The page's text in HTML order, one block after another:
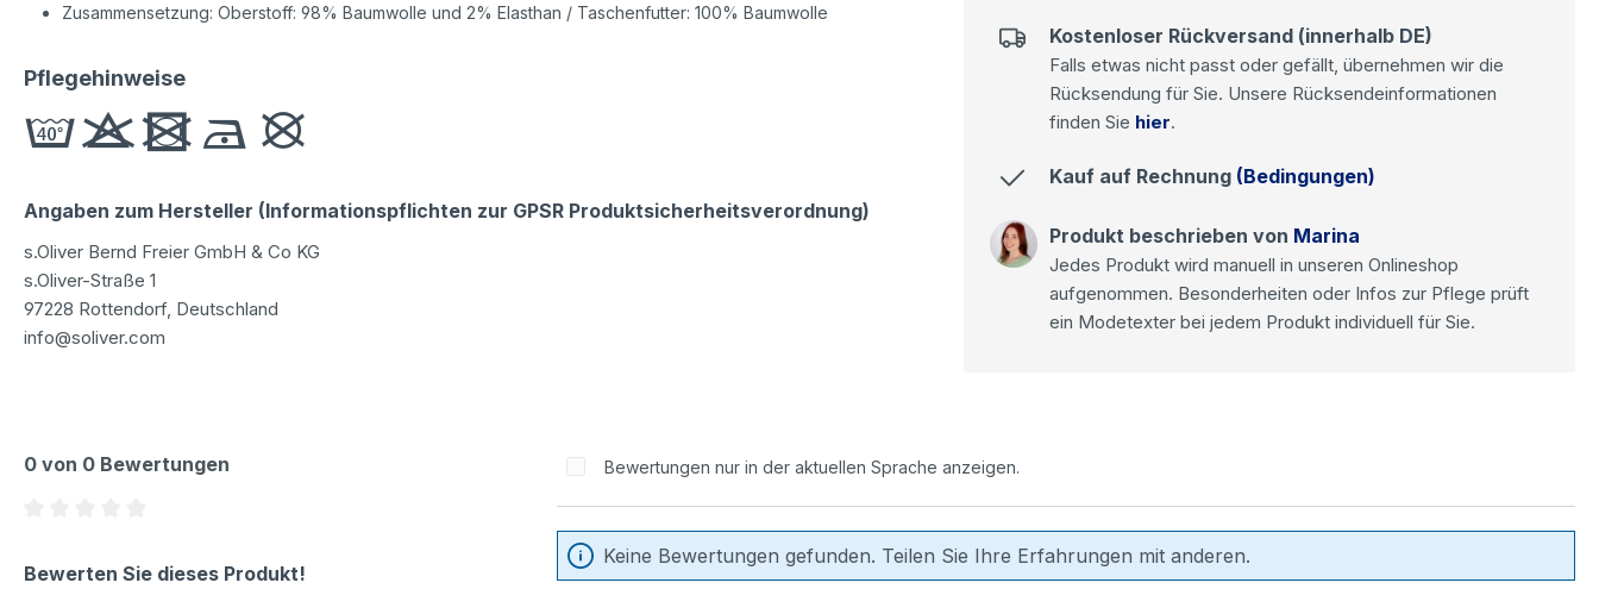
Zusammensetzung: Oberstoff: 98% Baumwolle und 2% Elasthan / Taschenfutter: 100% Baumwolle
Pflegehinweise
Angaben zum Hersteller (Informationspflichten zur GPSR Produktsicherheitsverordnung)
s.Oliver Bernd Freier GmbH & Co KG
s.Oliver-Straße 1
97228 Rottendorf, Deutschland
info@soliver.com
Kostenloser Rückversand (innerhalb DE)
Falls etwas nicht passt oder gefällt, übernehmen wir die
Rücksendung für Sie. Unsere Rücksendeinformationen
finden Sie hier.
Kauf auf Rechnung (Bedingungen)
Produkt beschrieben von Marina
Jedes Produkt wird manuell in unseren Onlineshop
aufgenommen. Besonderheiten oder Infos zur Pflege prüft
ein Modetexter bei jedem Produkt individuell für Sie.
0 von 0 Bewertungen
Bewerten Sie dieses Produkt!
Bewertungen nur in der aktuellen Sprache anzeigen.
Keine Bewertungen gefunden. Teilen Sie Ihre Erfahrungen mit anderen.